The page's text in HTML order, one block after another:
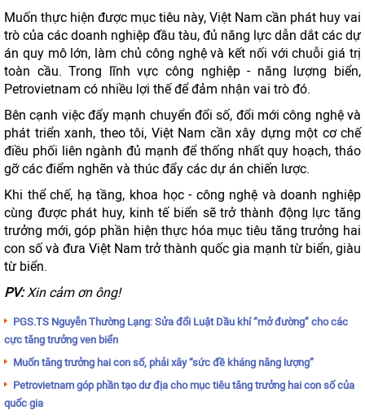
Muốn thực hiện được mục tiêu này, Việt Nam cần phát huy vai
trò của các doanh nghiệp đầu tàu, đủ năng lực dẫn dắt các dự
án quy mô lớn, làm chủ công nghệ và kết nối với chuỗi giá trị
toàn cầu. Trong lĩnh vực công nghiệp - năng lượng biển,
Petrovietnam có nhiều lợi thế để đảm nhận vai trò đó.
Bên cạnh việc đẩy mạnh chuyển đổi số, đổi mới công nghệ và
phát triển xanh, theo tôi, Việt Nam cần xây dựng một cơ chế
điều phối liên ngành đủ mạnh để thống nhất quy hoạch, tháo
gỡ các điểm nghẽn và thúc đẩy các dự án chiến lược.
Khi thể chế, hạ tầng, khoa học - công nghệ và doanh nghiệp
cùng được phát huy, kinh tế biển sẽ trở thành động lực tăng
trưởng mới, góp phần hiện thực hóa mục tiêu tăng trưởng hai
con số và đưa Việt Nam trở thành quốc gia mạnh từ biển, giàu
từ biển.
PV:Xin cảm ơn ông!
PGS.TS Nguyễn Thường Lạng: Sửa đổi Luật Dầu khí “mở đường” cho các
cực tăng trưởng ven biển
Muốn tăng trưởng hai con số, phải xây “sức đề kháng năng lượng”
Petrovietnam góp phần tạo dư địa cho mục tiêu tăng trưởng hai con số của
quốc gia